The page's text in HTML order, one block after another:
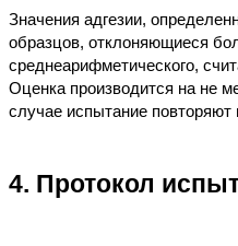
Значения адгезии,
образцов, отклоняющиеся
среднеарифметического,
Оценка производится на не
случае испытание повторяют
4. Протокол